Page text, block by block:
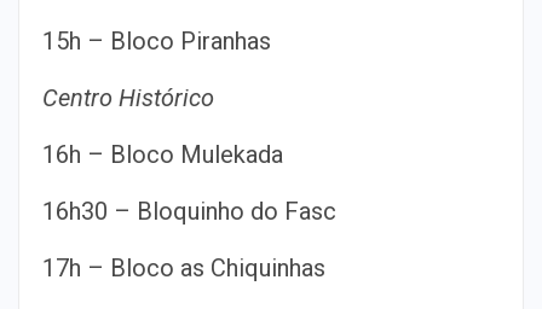
15h – Bloco Piranhas
Centro Histórico
16h – Bloco Mulekada
16h30 – Bloquinho do Fasc
17h – Bloco as Chiquinhas